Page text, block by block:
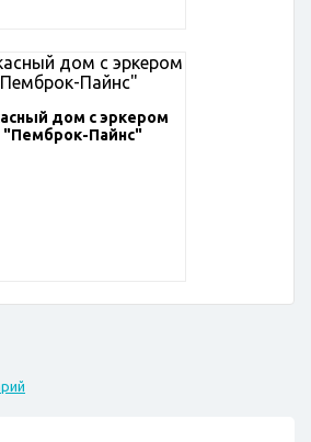
дом с эркером
"Пемброк-Пайнс"